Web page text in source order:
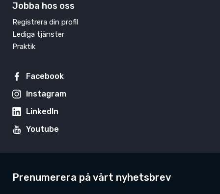
Jobba hos oss
Registrera din profil
Lediga tjänster
Praktik
Facebook
Instagram
LinkedIn
Youtube
Prenumerera på vårt nyhetsbrev